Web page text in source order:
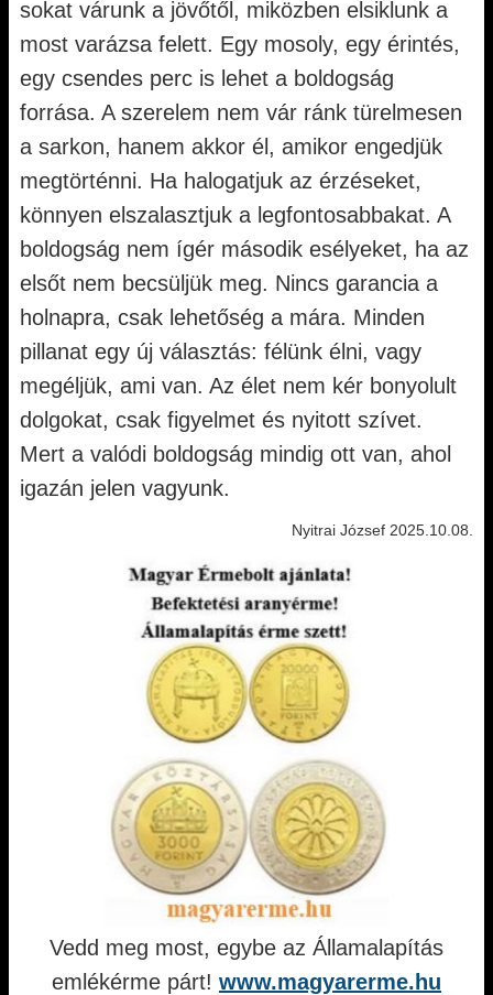
sokat várunk a jövőtől, miközben elsiklunk a
most varázsa felett. Egy mosoly, egy érintés,
egy csendes perc is lehet a boldogság
forrása. A szerelem nem vár ránk türelmesen
a sarkon, hanem akkor él, amikor engedjük
megtörténni. Ha halogatjuk az érzéseket,
könnyen elszalasztjuk a legfontosabbakat. A
boldogság nem ígér második esélyeket, ha az
elsőt nem becsüljük meg. Nincs garancia a
holnapra, csak lehetőség a mára. Minden
pillanat egy új választás: félünk élni, vagy
megéljük, ami van. Az élet nem kér bonyolult
dolgokat, csak figyelmet és nyitott szívet.
Mert a valódi boldogság mindig ott van, ahol
igazán jelen vagyunk.
Nyitrai József 2025.10.08.
Vedd meg most, egybe az Államalapítás
emlékérme párt! www.magyarerme.hu